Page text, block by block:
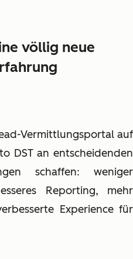
völlig neue
Vermittlungsportal auf
DST an entscheidenden
schaffen: weniger
Reporting, mehr
Experience für